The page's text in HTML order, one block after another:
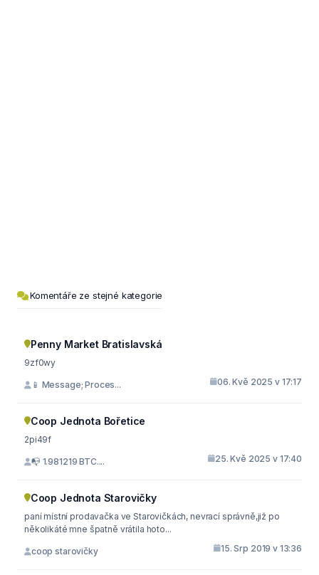
Komentáře ze stejné kategorie
Penny Market Bratislavská
9zf0wy
📱 Message; Proces... 06. Kvě 2025 v 17:17
Coop Jednota Bořetice
2pi49f
📭 1.981219 BTC.... 25. Kvě 2025 v 17:40
Coop Jednota Starovičky
paní místní prodavačka ve Starovičkách, nevrací správně,již po
několikáté mne špatně vrátila hoto...
coop starovičky 15. Srp 2019 v 13:36